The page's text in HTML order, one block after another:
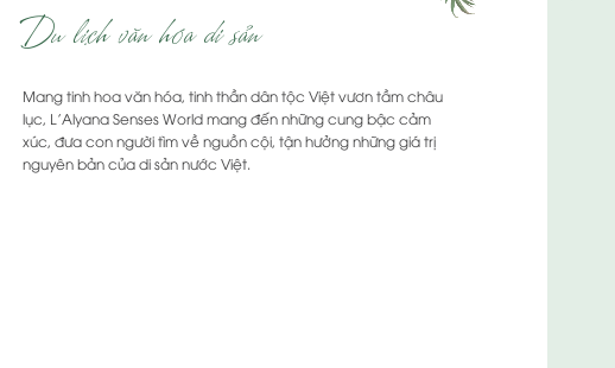
Du lịch văn hóa di sản
Mang tinh hoa văn hóa, tinh thần dân tộc Việt vươn tầm châu
lục, L'Alyana Senses World mang đến những cung bậc cảm
xúc, đưa con người tìm về nguồn cội, tận hưởng những giá trị
nguyên bản của di sản nước Việt.